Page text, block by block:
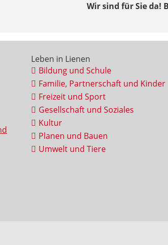
Wir sind für Sie da!
Leben in Lienen
Bildung und Schule
Familie, Partnerschaft und Kinder
Freizeit und Sport
Gesellschaft und Soziales
Kultur
Planen und Bauen
Umwelt und Tiere